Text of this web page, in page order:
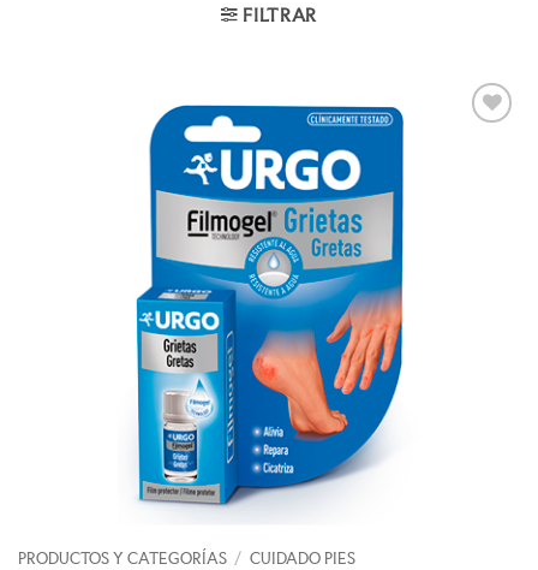
FILTRAR
PRODUCTOS Y CATEGORÍAS / CUIDADO PIES